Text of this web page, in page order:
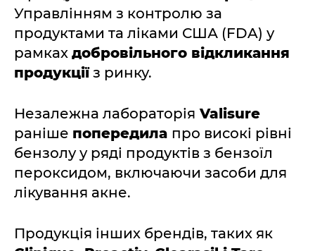
Управлінням з контролю за
продуктами та ліками США (FDA) у
рамках добровільного відкликання
продукціїз ринку.
Незалежна лабораторія Valisure
раніше попередила про високі рівні
бензолу у ряді продуктів з бензоїл
пероксидом, включаючи засоби для
лікування акне.
Продукція інших брендів, таких як